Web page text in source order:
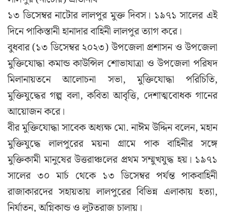
১৩ ডিসেম্বর নাটোর লালপুর মুক্ত দিবস। ১৯৭১ সালের এই
দিনে পাকিস্তানী হানাদার বাহিনী লালপুর ত্যাগ করে।
বুধবার (১৩ ডিসেম্বর ২০২৩) উপজেলা প্রশাসন ও উপজেলা
মুক্তিযোদ্ধা কমান্ড কাউন্সিল শোভাযাত্রা ও উপজেলা পরিষদ
মিলানায়তনে আলোচনা সভা, মুক্তিযোদ্ধা পরিচিতি,
মুক্তিযুদ্ধের গল্প বলা, কবিতা আবৃত্তি, দেশাত্মবোধক গানের
আয়োজন করে।
বীর মুক্তিযোদ্ধা সাবেক অধ্যক্ষ মো. নাঈম উদ্দিন বলেন, মহান
মুক্তিযুদ্ধে লালপুরের ময়না গ্রামে পাক বাহিনীর সঙ্গে
মুক্তিকামী মানুষের উত্তরাঞ্চলের প্রথম সম্মুখযুদ্ধ হয়। ১৯৭১
সালের ৩০ মার্চ থেকে ১৩ ডিসেম্বর পর্যন্ত পাকবাহিনী
রাজাকারদের সহায়তায় লালপুরের বিভিন্ন এলাকায় হত্যা,
নির্যাতন, অগ্নিকান্ড ও লুটতরাজ চালায়।